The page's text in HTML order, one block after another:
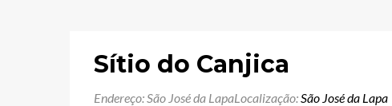
Sítio do Canjica
Endereço: São José da LapaLocalização:São José da Lapa